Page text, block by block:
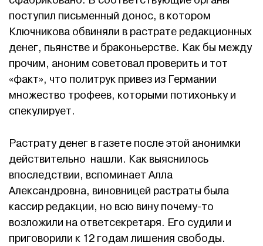
поступил письменный донос, в котором
Ключникова обвиняли в растрате редакционных
денег, пьянстве и браконьерстве. Как бы между
прочим, аноним советовал проверить и тот
«факт», что политрук привез из Германии
множество трофеев, которыми потихоньку и
спекулирует.
Растрату денег в газете после этой анонимки
действительно нашли. Как выяснилось
впоследствии, вспоминает Алла
Александровна, виновницей растраты была
кассир редакции, но всю вину почему-то
возложили на ответсекретаря. Его судили и
приговорили к 12 годам лишения свободы.